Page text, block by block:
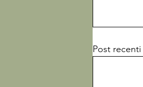
Post recenti